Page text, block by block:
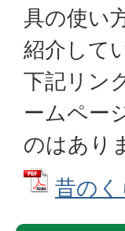
具の使い
紹介して
下記リン
ームペー
のはあり
昔の